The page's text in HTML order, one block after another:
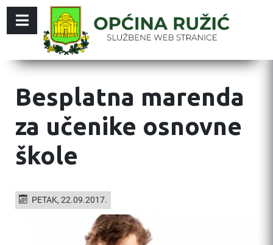
Besplatna marenda
za učenike osnovne
škole
PETAK, 22.09.2017.